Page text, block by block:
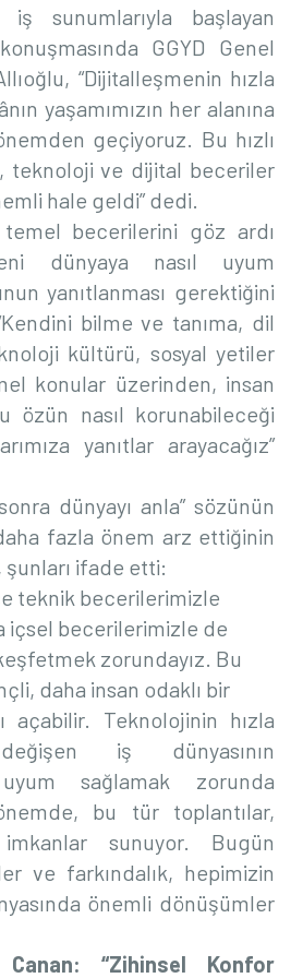
iş sunumlarıyla başlayan
GGYD Genel
“Dijitalleşmenin hızla
yaşamımızın her alanına
geçiyoruz. Bu hızlı
teknoloji ve dijital beceriler
hale geldi” dedi.
becerilerini göz ardı
dünyaya nasıl uyum
yanıtlanması gerektiğini
bilme ve tanıma, dil
kültürü, sosyal yetiler
konular üzerinden, insan
özün nasıl korunabileceği
yanıtlar arayacağız”
dünyayı anla” sözünün
fazla önem arz ettiğinin
şunları ifade etti:
teknik becerilerimizle
içsel becerilerimizle de
zorundayız. Bu
daha insan odaklı bir
açabilir. Teknolojinin hızla
iş dünyasının
sağlamak zorunda
bu tür toplantılar,
sunuyor. Bugün
ve farkındalık, hepimizin
önemli dönüşümler
“Zihinsel Konfor